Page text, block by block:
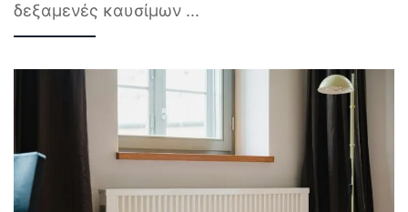
δεξαμενές καυσίμων ...